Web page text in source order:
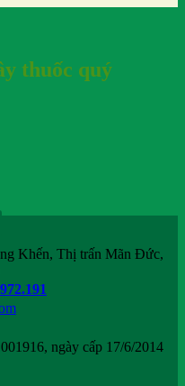
thuốc quý
Khến, Thị trấn Mãn Đức,
ngày cấp 17/6/2014